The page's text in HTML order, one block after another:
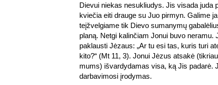
Dievui niekas nesukliudys. Jis visada juda
kviečia eiti drauge su Juo pirmyn. Galime
teįžvelgiame tik Dievo sumanymų
planą. Netgi kalinčiam Jonui buvo neramu.
paklausti Jėzaus: „Ar tu esi tas, kuris turi
kito?“ (Mt 11, 3). Jonui Jėzus atsakė
mums) išvardydamas visa, ką Jis padarė.
darbavimosi įrodymas.